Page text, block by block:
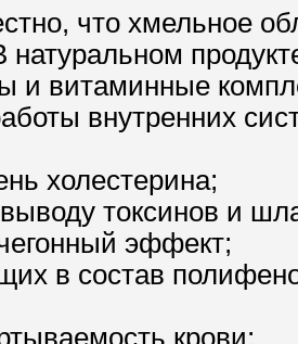
что хмельное
натуральном
и витаминные
внутренних
холестерина;
токсинов и
эффект;
в состав
крови;